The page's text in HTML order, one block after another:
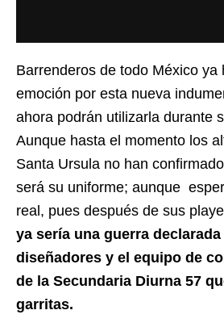
Barrenderos de todo México ya
emoción por esta nueva
ahora podrán utilizarla durante
Aunque hasta el momento los
Santa Ursula no han
será su uniforme; aunque
real, pues después de sus
ya sería una guerra
diseñadores y el equipo de
de la Secundaria Diurna 57
garritas.